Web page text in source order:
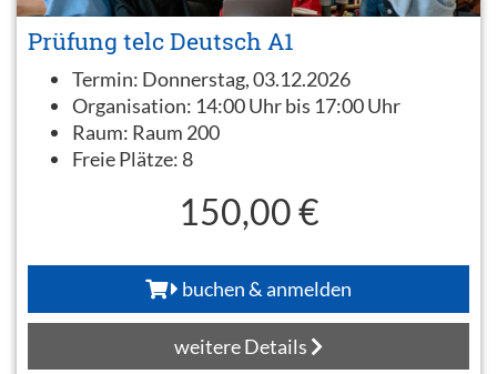
Prüfung telc Deutsch A1
Termin: Donnerstag, 03.12.2026
Organisation: 14:00 Uhr bis 17:00 Uhr
Raum: Raum 200
Freie Plätze: 8
150,00 €
buchen & anmelden
weitere Details